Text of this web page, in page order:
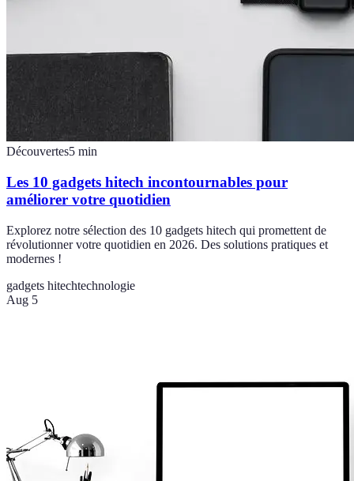
Découvertes5 min
Les 10 gadgets hitech incontournables pour
améliorer votre quotidien
Explorez notre sélection des 10 gadgets hitech qui promettent de
révolutionner votre quotidien en 2026. Des solutions pratiques et
modernes !
gadgets hitechtechnologie
Aug 5